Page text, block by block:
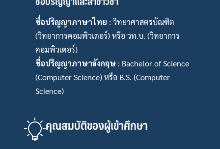
ชื่อปริญญาภาษาไทย : วิทยาศาสตรบัณฑิต
(วิทยาการคอมพิวเตอร์) หรือ วท.บ. (วิทยาการ
คอมพิวเตอร์)
ชื่อปริญญาภาษาอังกฤษ : Bachelor of Science
(Computer Science) หรือ B.S. (Computer
Science)
คุณสมบัติของผู้เข้าศึกษา